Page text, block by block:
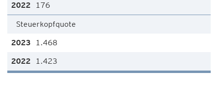
176
Steuerkopfquote
1.468
1.423